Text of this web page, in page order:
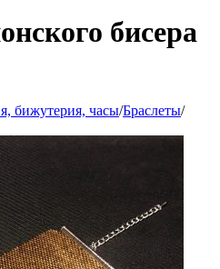
бисера
бижутерия, часы/Браслеты/